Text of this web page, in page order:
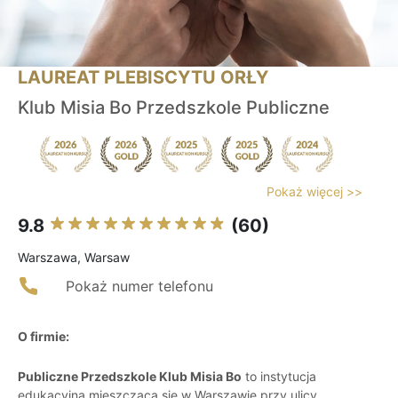
LAUREAT PLEBISCYTU ORŁY
Klub Misia Bo Przedszkole Publiczne
Pokaż więcej >>
9.8 (60)
Warszawa, Warsaw
Pokaż numer telefonu
O firmie:
Publiczne Przedszkole Klub Misia Bo to instytucja
edukacyjna mieszcząca się w Warszawie przy ulicy